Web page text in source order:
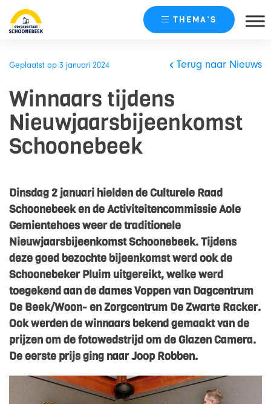
naar
THEMA’S
Geplaatst op 3 januari 2024 Terug naar Nieuws
Winnaars tijdens
Nieuwjaarsbijeenkomst
Schoonebeek
Dinsdag 2 januari hielden de Culturele Raad
Schoonebeek en de Activiteitencommissie Aole
Gemientehoes weer de traditionele
Nieuwjaarsbijeenkomst Schoonebeek. Tijdens
deze goed bezochte bijeenkomst werd ook de
Schoonebeker Pluim uitgereikt, welke werd
toegekend aan de dames Voppen van Dagcentrum
De Beek/Woon- en Zorgcentrum De Zwarte Racker.
Ook werden de winnaars bekend gemaakt van de
prijzen om de fotowedstrijd om de Glazen Camera.
De eerste prijs ging naar Joop Robben.